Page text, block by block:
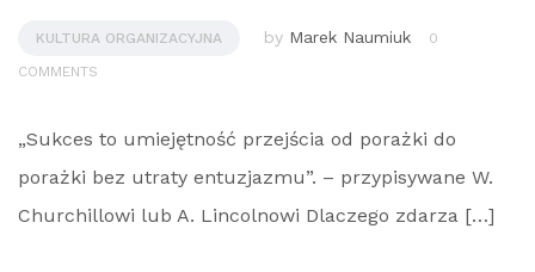
KULTURA ORGANIZACYJNA by Marek Naumiuk
0
COMMENTS
„Sukces to umiejętność przejścia od porażki do
porażki bez utraty entuzjazmu”. – przypisywane W.
Churchillowi lub A. Lincolnowi Dlaczego zdarza […]